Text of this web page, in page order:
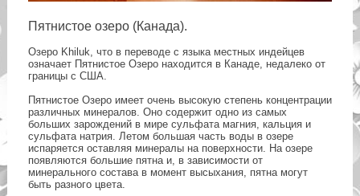
Пятнистое озеро (Канада).
Озеро Khiluk, что в переводе с языка местных индейцев
означает Пятнистое Озеро находится в Канаде, недалеко от
границы с США.
Пятнистое Озеро имеет очень высокую степень концентрации
различных минералов. Оно содержит одно из самых
больших зарождений в мире сульфата магния, кальция и
сульфата натрия. Летом большая часть воды в озере
испаряется оставляя минералы на поверхности. На озере
появляются большие пятна и, в зависимости от
минерального состава в момент высыхания, пятна могут
быть разного цвета.